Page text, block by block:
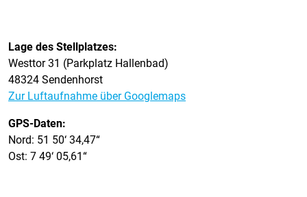
Lage des Stellplatzes:
Westtor 31 (Parkplatz Hallenbad)
48324 Sendenhorst
Zur Luftaufnahme über Googlemaps
GPS-Daten:
Nord: 51 50‘ 34,47“
Ost: 7 49‘ 05,61“